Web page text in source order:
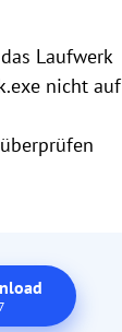
Laufwerk
nicht auf